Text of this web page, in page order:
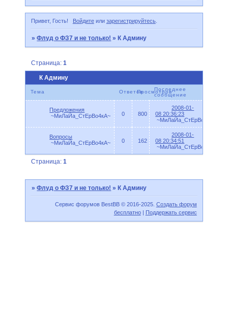
Привет, Гость! Войдитеили зарегистрируйтесь.
»Флуд о ФЗ7 и не только! » К Админу
К Админу
Страница:1
Тема ОтветовПросмотров
Последнее
сообщение
Предложения
~МиЛаЙа_СтЕрВо4кА~
0 800
2008-01-
08 20:36:23
~МиЛаЙа_СтЕрВо4кА~
Вопросы
~МиЛаЙа_СтЕрВо4кА~
0 162
2008-01-
08 20:34:51
~МиЛаЙа_СтЕрВо4кА~
Страница:1
»Флуд о ФЗ7 и не только! » К Админу
Сервис форумов BestBB © 2016-2025. Создать форум
бесплатно| Поддержать сервис